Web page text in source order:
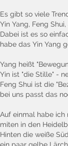
Es gibt so viele
Yin Yang, Feng
Dabei ist es so
habe das Yin Yang
Yang heißt
Yin ist "die Stille" -
Feng Shui ist die
bei uns passt das
Auf einmal habe ich
miten in den
Hinten die weiße
ein paar gelbe